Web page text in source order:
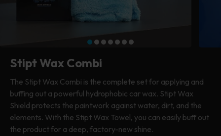
Windows & glass
Everything in exterior
Cleaning cloth
Cleaning cloth
All accessories
All machinery
Stipt Wax Combi
The Stipt Wax Combi is the complete set for applying and
buffing out a powerful hydrophobic car wax. Stipt Wax
Shield protects the paintwork against water, dirt, and the
elements. With the Stipt Wax Towel, you can easily buff out
the product for a deep, factory-new shine.